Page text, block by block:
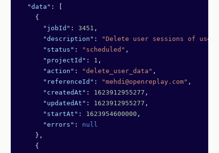
  "data"
: [
    {
      "jobId"
: 3451 ,
      "description"
:
"Delete user sessions of userId
      "status"
: "scheduled" ,
      "projectId"
: 1 ,
      "action"
: "delete_user_data" ,
      "referenceId"
: "mehdi@openreplay.com" ,
      "createdAt"
: 1623912955277 ,
      "updatedAt"
: 1623912955277 ,
      "startAt"
: 1623954600000 ,
      "errors"
: null
    },
    {